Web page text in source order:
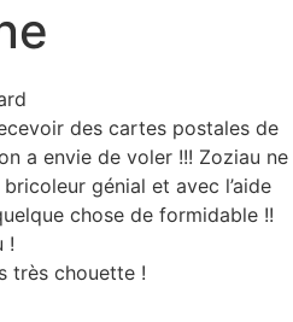
des cartes postales de
a envie de voler !!! Zoziau ne
génial et avec l’aide
chose de formidable !!
!
très chouette !